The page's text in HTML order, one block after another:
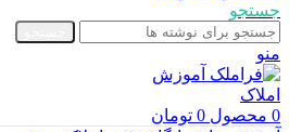
جستجو
منو
0 محصول 0 تومان